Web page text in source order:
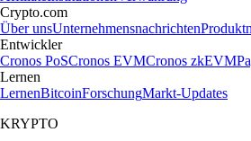
Crypto.com
Über unsUnternehmensnachrichten
Entwickler
Cronos PoSCronos EVMCronos zkEVM
Lernen
LernenBitcoinForschungMarkt-Updates
KRYPTO